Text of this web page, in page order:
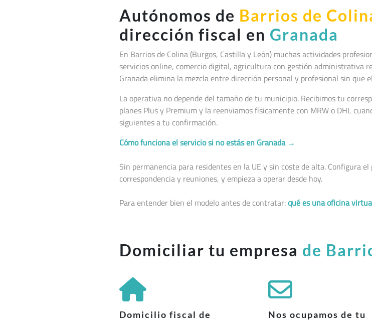
Autónomos de Barrios de
dirección fiscal en Granada
En Barrios de Colina (Burgos, Castilla y León) muchas actividades
servicios online, comercio digital, agricultura con gestión administrativa
Granada elimina la mezcla entre dirección personal y profesional sin que
La operativa no depende del tamaño de tu municipio. Recibimos tu
planes Plus y Premium y la reenviamos físicamente con MRW o DHL
siguientes a tu confirmación.
Cómo funciona el servicio si no estás en Granada →
Sin permanencia para residentes en la UE y sin coste de alta. Configura el
correspondencia y reuniones, y empieza a operar desde hoy.
Para entender bien el modelo antes de contratar:qué es una oficina
Domiciliar tu empresa de
Domicilio fiscal de
Nos ocupamos de tu